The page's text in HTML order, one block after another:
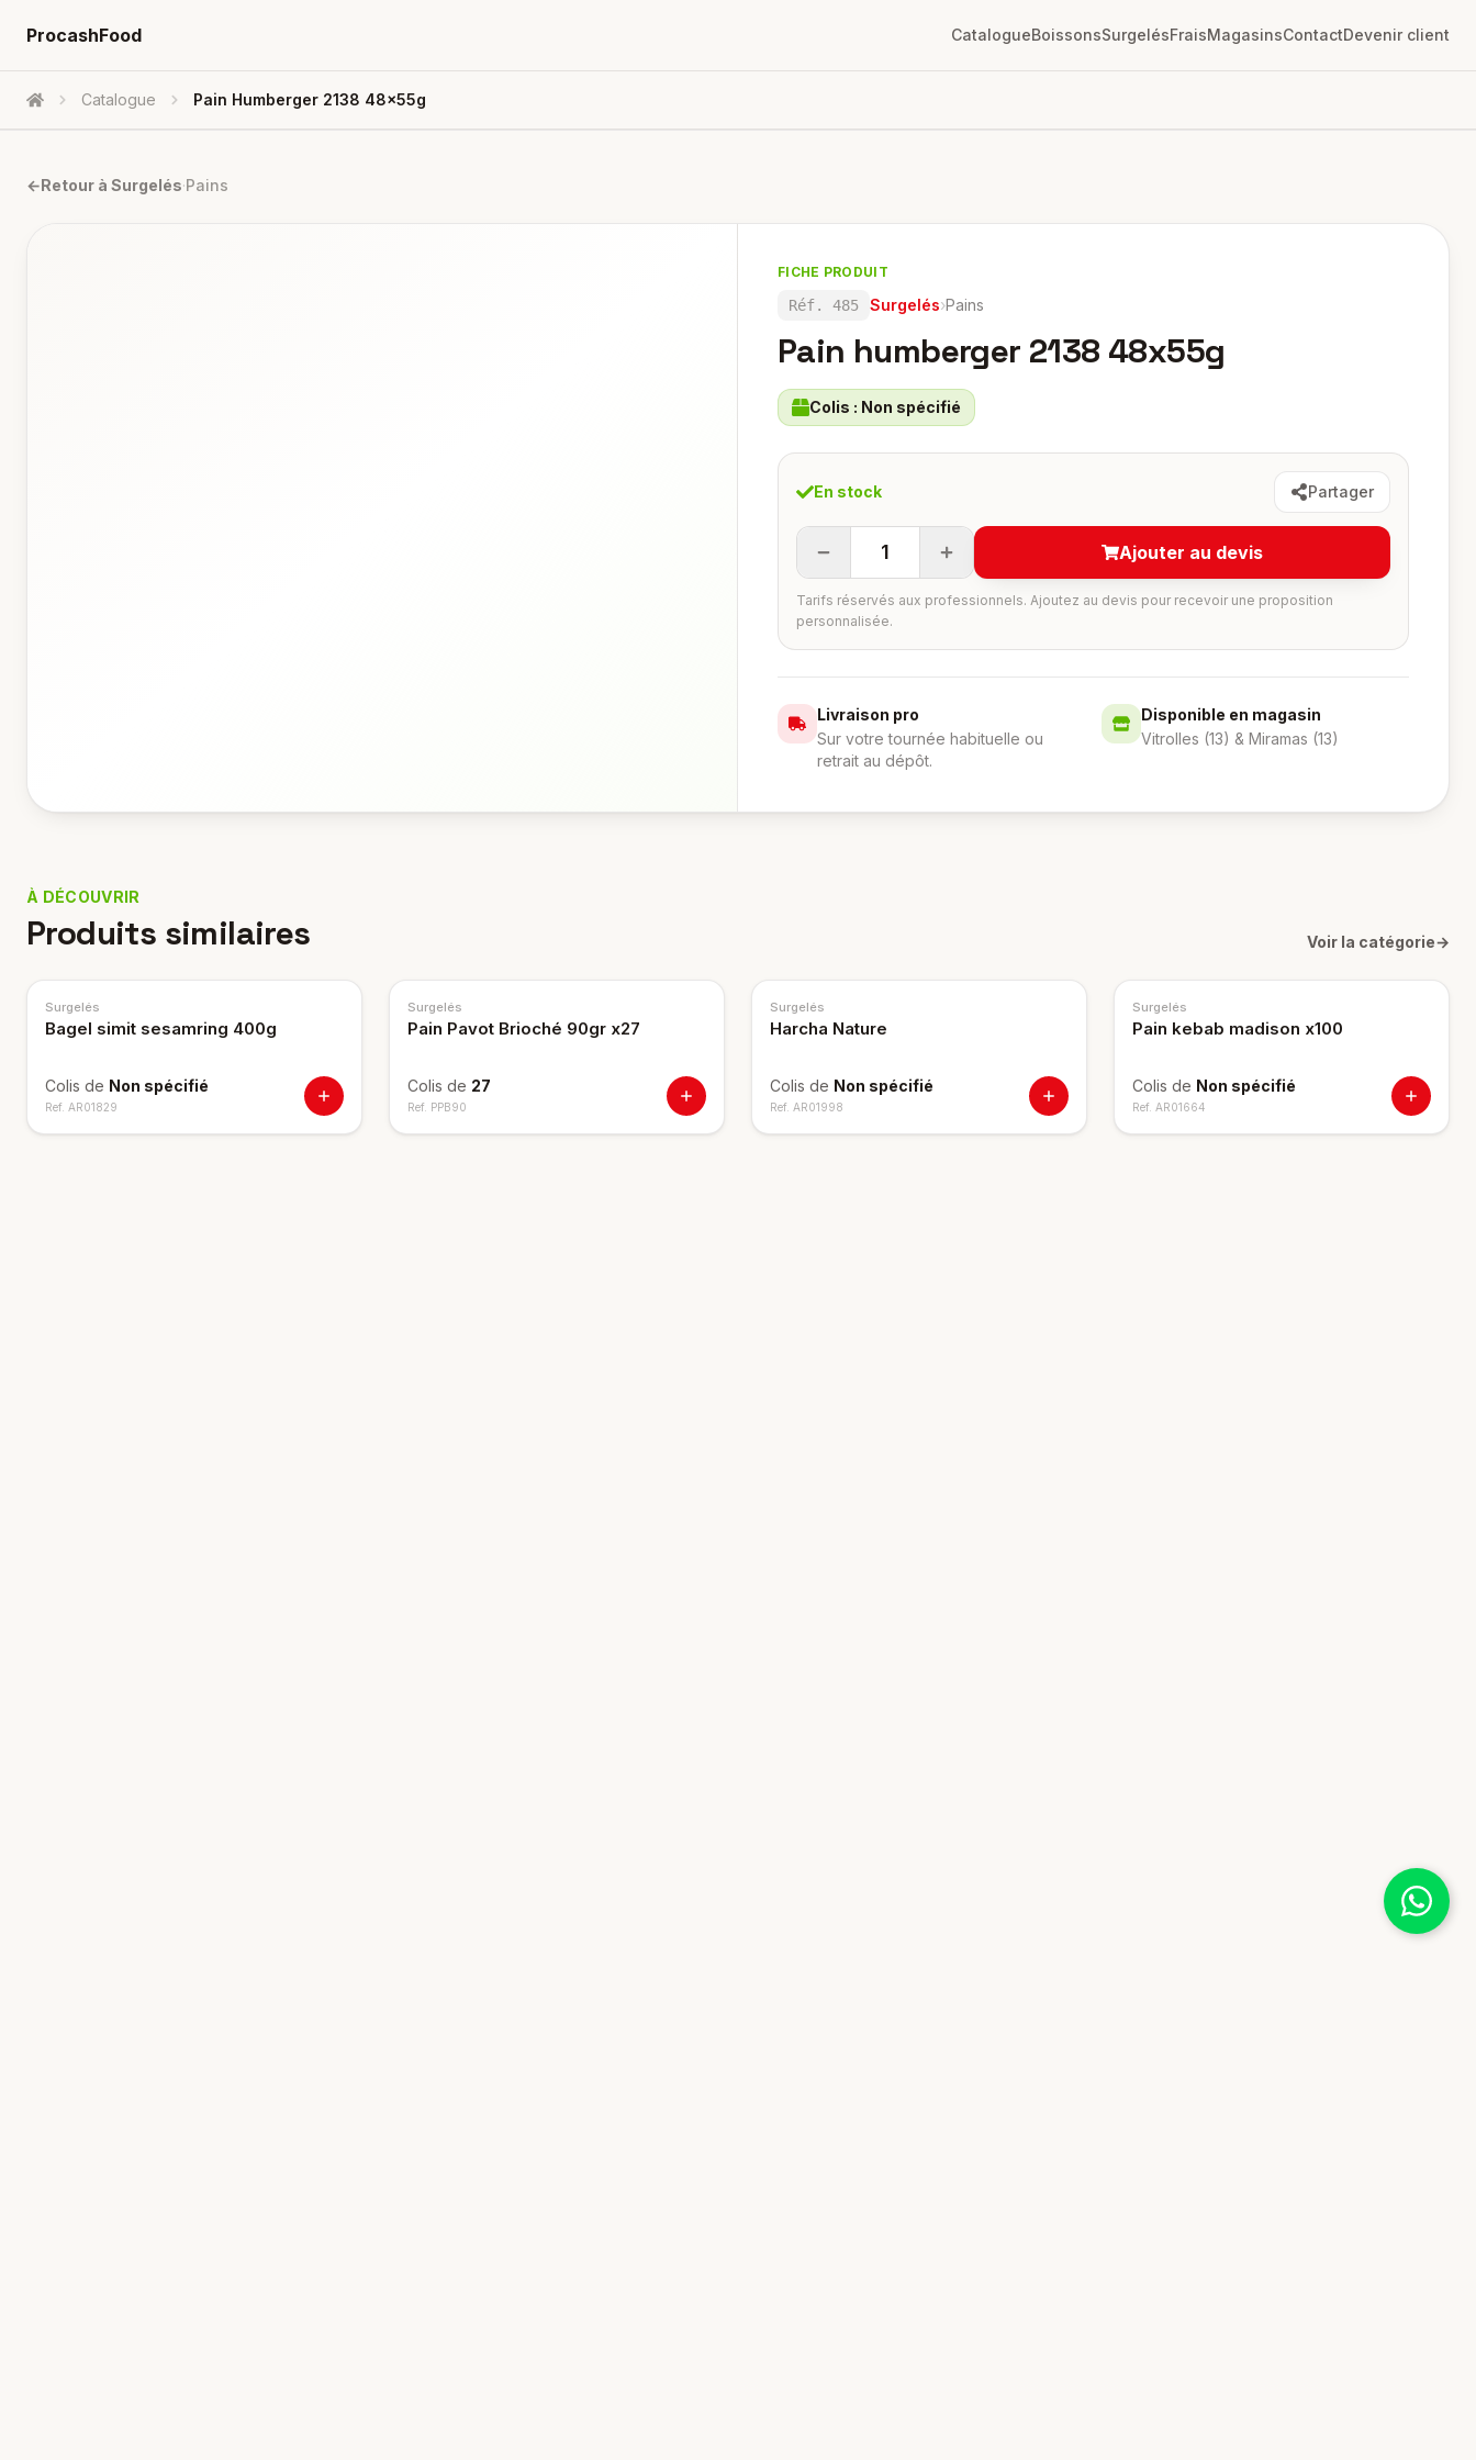
ProcashFood CatalogueBoissonsSurgelésFraisMagasinsContactDevenir client
Accueil Catalogue Pain Humberger 2138 48x55g
←Retour à Surgelés·Pains
FICHE PRODUIT
Réf. 485 Surgelés›Pains
Pain humberger 2138 48x55g
Colis : Non spécifié
En stock Partager
1 Ajouter au devis
Tarifs réservés aux professionnels. Ajoutez au devis pour recevoir une proposition
personnalisée.
Livraison pro
Sur votre tournée habituelle ou
retrait au dépôt.
Disponible en magasin
Vitrolles (13) & Miramas (13)
À DÉCOUVRIR
Produits similaires Voir la catégorie→
Surgelés
Bagel simit sesamring 400g
Colis de Non spécifié
Ref. AR01829
Surgelés
Pain Pavot Brioché 90gr x27
Colis de 27
Ref. PPB90
Surgelés
Harcha Nature
Colis de Non spécifié
Ref. AR01998
Surgelés
Pain kebab madison x100
Colis de Non spécifié
Ref. AR01664